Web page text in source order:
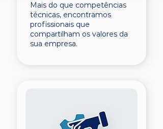
Mais do que competências
técnicas, encontramos
profissionais que
compartilham os valores da
sua empresa.